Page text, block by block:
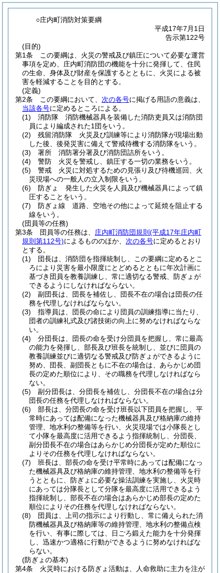
○庄内町消防対策要綱
平成17年7月1日
告示第122号
(目的)
第1条
この要綱は、火災の警戒及び鎮圧について必要な運営
事項を定め、庄内町消防団の機能を十分に発揮して、住民
の生命、身体及び財産を保護するとともに、火災による被
害を軽減することを目的とする。
(定義)
第2条
この要綱において、 次の各号に掲げる用語の意義は、
当該各号に定めるところによる。
(1)
消防隊 消防機械器具を装備した消防吏員又は消防団
員により編成された1団をいう。
(2)
残留消防隊 火災及び訓練等により消防隊が現場出動
した後、後発災害に備えて警戒待機する消防隊をいう。
(3)
署所 消防署分署及び消防団詰所をいう。
(4)
警防 火災を警戒し、鎮圧する一切の業務をいう。
(5)
警戒 火災に対処するための見張り及び待機巡回、火
災現場への一般人の立入制限をいう。
(6)
防ぎょ 発生した火災を人員及び機械器具によって鎮
圧することをいう。
(7)
防ぎょ線 道路、空地その他によって延焼を阻止する
線をいう。
(団員等の任務)
第3条
団員等の任務は、 庄内町消防団規則 (平成17年庄内町
規則第112号)によるもののほか、 次の各号に定めるとおり
とする。
(1)
団長は、消防団を指揮統制し、この要綱に定めるとこ
ろにより災害を最小限度にとどめるとともに年次計画に
基づき団員を教養訓練し、常に適切なる警戒、防ぎょが
できるようにしなければならない。
(2)
副団長は、団長を補佐し、団長不在の場合は団長の任
務を代理しなければならない。
(3)
指導員は、団長の命により団員の訓練指導に当たり、
団者の訓練礼式及び諸技術の向上に努めなければならな
い。
(4)
分団長は、団長の命を受け分団員を把握し、常に最高
の能力を発揮し、部長及び班長を統制し、並びに団員の
教養訓練並びに適切なる警戒及び防ぎょができるように
努め、団長、副団長ともに不在の場合は、あらかじめ団
長の定めた順位により、その職務を代理しなければなら
ない。
(5)
副分団長は、分団長を補佐し、分団長不在の場合は分
団長の任務を代理しなければならない。
(6)
部長は、分団長の命を受け班長以下団員を把握し、平
常時にあっては配備になった機械器具及び格納庫の維持
管理、地水利の整備等を行い、火災現場では小隊長とし
て小隊を最高度に活用できるよう指揮統制し、分団長、
副分団長不在の場合はあらかじめ分団長が定めた順位に
よりその任務を代理しなければならない。
(7)
班長は、部長の命を受け平常時にあっては配備になっ
た機械器具及び格納庫の維持管理、地水利の整備等を行
うとともに、防ぎょに必要な操法訓練を実施し、火災時
にあっては分隊長として分隊を最高度に活用できるよう
指揮統制し、部長不在の場合はあらかじめ部長の定めた
順位によりその任務を代理しなければならない。
(8)
団員は、上司の指示により行動し、常に備えられた消
防機械器具及び格納庫等の維持管理、地水利の整備点検
を行い、有事に際しては、日ごろ鍛えた能力を十分発揮
し、迅速かつ適格に行動ができるように努めなければな
らない。
(防ぎょの基本)
第4条
火災時における防ぎょ活動は、人命救助に主力を注が